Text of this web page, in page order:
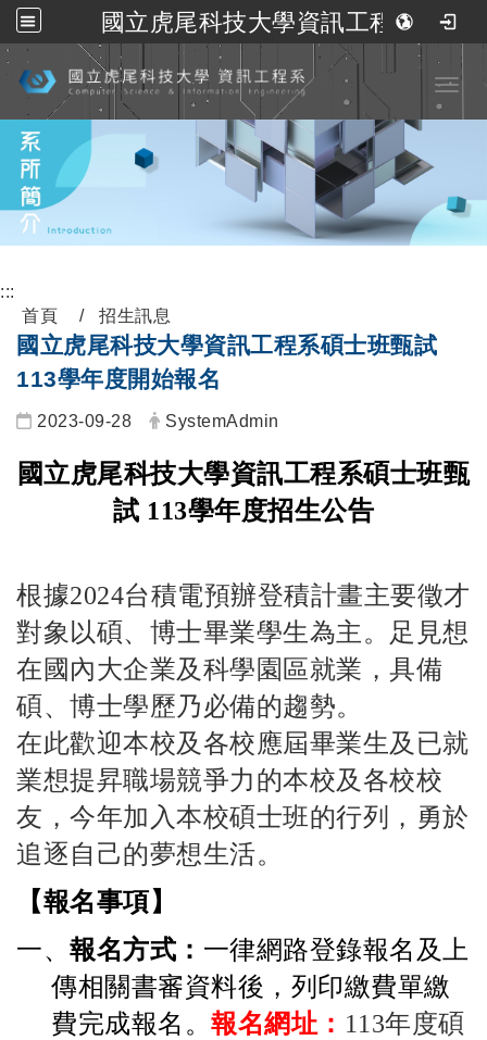
國立虎尾科技大學資訊工程系
跳到主要內容
:::
首頁
招生訊息
國立虎尾科技大學資訊工程系碩士班甄試
113學年度開始報名
2023-09-28 SystemAdmin
國立虎尾科技大學資訊工程系碩士班甄
試 113學年度招生公告
根據2024台積電預辦登積計畫主要徵才
對象以碩、博士畢業學生為主。足見想
在國內大企業及科學園區就業，具備
碩、博士學歷乃必備的趨勢。
在此歡迎本校及各校應屆畢業生及已就
業想提昇職場競爭力的本校及各校校
友，今年加入本校碩士班的行列，勇於
追逐自己的夢想生活。
【報名事項】
一、 報名方式： 一律網路登錄報名及上
傳相關書審資料後，列印繳費單繳
費完成報名。 報名網址 ： 113年度碩